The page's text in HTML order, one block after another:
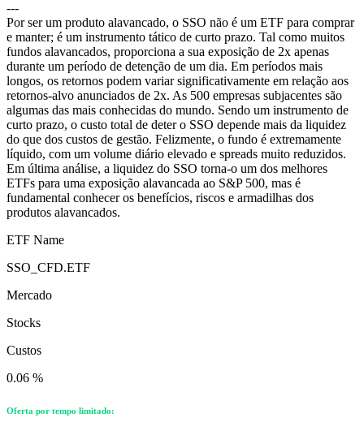
---
Por ser um produto alavancado, o SSO não é um ETF para comprar
e manter; é um instrumento tático de curto prazo. Tal como muitos
fundos alavancados, proporciona a sua exposição de 2x apenas
durante um período de detenção de um dia. Em períodos mais
longos, os retornos podem variar significativamente em relação aos
retornos-alvo anunciados de 2x. As 500 empresas subjacentes são
algumas das mais conhecidas do mundo. Sendo um instrumento de
curto prazo, o custo total de deter o SSO depende mais da liquidez
do que dos custos de gestão. Felizmente, o fundo é extremamente
líquido, com um volume diário elevado e spreads muito reduzidos.
Em última análise, a liquidez do SSO torna-o um dos melhores
ETFs para uma exposição alavancada ao S&P 500, mas é
fundamental conhecer os benefícios, riscos e armadilhas dos
produtos alavancados.
ETF Name
SSO_CFD.ETF
Mercado
Stocks
Custos
0.06 %
Oferta por tempo limitado: